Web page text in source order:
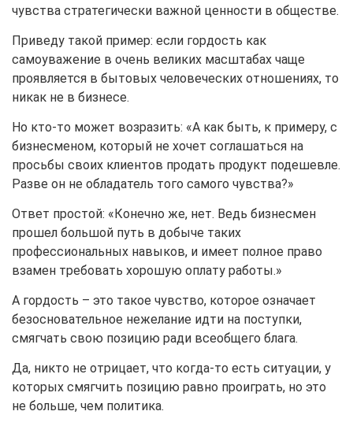
чувства стратегически важной ценности в обществе.
Приведу такой пример: если гордость как
самоуважение в очень великих масштабах чаще
проявляется в бытовых человеческих отношениях, то
никак не в бизнесе.
Но кто-то может возразить: «А как быть, к примеру, с
бизнесменом, который не хочет соглашаться на
просьбы своих клиентов продать продукт подешевле.
Разве он не обладатель того самого чувства?»
Ответ простой: «Конечно же, нет. Ведь бизнесмен
прошел большой путь в добыче таких
профессиональных навыков, и имеет полное право
взамен требовать хорошую оплату работы.»
А гордость – это такое чувство, которое означает
безосновательное нежелание идти на поступки,
смягчать свою позицию ради всеобщего блага.
Да, никто не отрицает, что когда-то есть ситуации, у
которых смягчить позицию равно проиграть, но это
не больше, чем политика.